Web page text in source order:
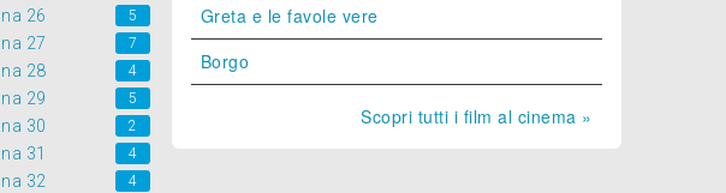
26 5
27 7
28 4
29 5
30 2
31 4
32 4
Greta e le favole vere
Borgo
Scopri tutti i film al cinema »